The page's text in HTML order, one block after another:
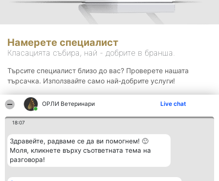
ОРЛИ Ветеринари Live chat
18:07
Здравейте, радваме се да ви помогнем! 🙂
Моля, кликнете върху съответната тема на
разговора!
Намерете специалист
Класацията събира, най - добрите в бранша.
Търсите специалист близо до вас? Проверете нашата
търсачка. Използвайте само най-добрите услуги!